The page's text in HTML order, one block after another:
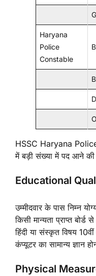
Haryana
Police
Constable
HSSC Haryana
में बड़ी संख्या में पद आने की
Educational
उम्मीदवार के पास निम्न
किसी मान्यता प्राप्त बोर्ड
हिंदी या संस्कृत विषय 10वीं
कंप्यूटर का सामान्य ज्ञान
Physical